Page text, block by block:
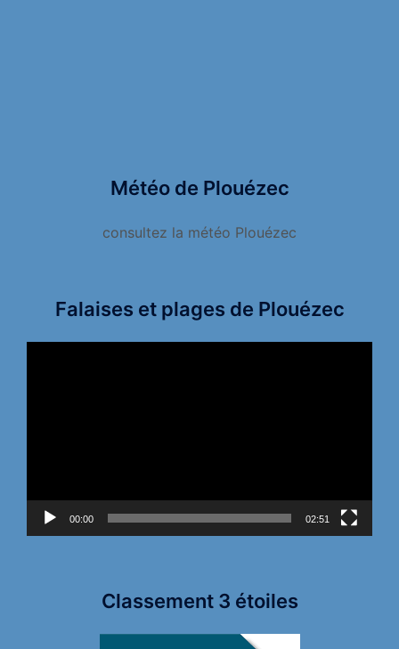
Météo de Plouézec
consultez la météo Plouézec
Falaises et plages de Plouézec
00:00 02:51
Classement 3 étoiles